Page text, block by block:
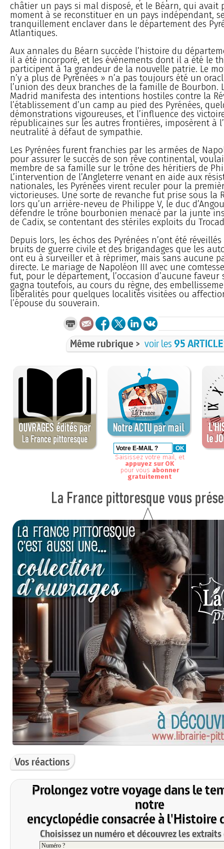
châtier un pays si mal disposé, et le Béarn, qui avait
moment à se reconstituer en un pays indépendant,
tranquillement enclaver dans le département des
Atlantiques.
Aux annales du Béarn succède l’histoire du
il a été incorporé, et les événements dont il a été le
participent à 1a grandeur de la nouvelle patrie. Le
n’y a plus de Pyrénées » n’a pas toujours été un
l’union des deux branches de la famille de Bourbon.
Madrid manifesta des intentions hostiles contre la
l’établissement d’un camp au pied des Pyrénées,
démonstrations vigoureuses, et l’influence des
républicaines sur les autres frontières, imposèrent à
neutralité à défaut de sympathie.
Les Pyrénées furent franchies par les armées de
pour assurer le succès de son rêve continental,
membre de sa famille sur le trône des héritiers de
L’intervention de l’Angleterre venant en aide aux
nationales, les Pyrénées virent reculer pour la
victorieuses. Une sorte de revanche fut prise sous la
lors qu’un arrière-neveu de Philippe V, le duc
défendre le trône bourbonien menacé par la junte
de Cadix, se contentant des stériles exploits du
Depuis lors, les échos des Pyrénées n’ont été
bruits de guerre civile et des brigandages que les
ont eu à surveiller et à réprimer, mais sans aucune
directe. Le mariage de Napoléon III avec une
fut, pour le département, l’occasion d’aucune faveur
gagna toutefois, au cours du règne, des
libéralités pour quelques localités visitées ou
l’épouse du souverain.
Même rubrique > voir les95
Saisissez votre mail, et
appuyez sur OK
pour vous abonner
gratuitement
Vos réactions
Prolongez votre voyage dans le
notre
encyclopédie consacrée à l'Histoire
Choisissez un numéro et découvrez les